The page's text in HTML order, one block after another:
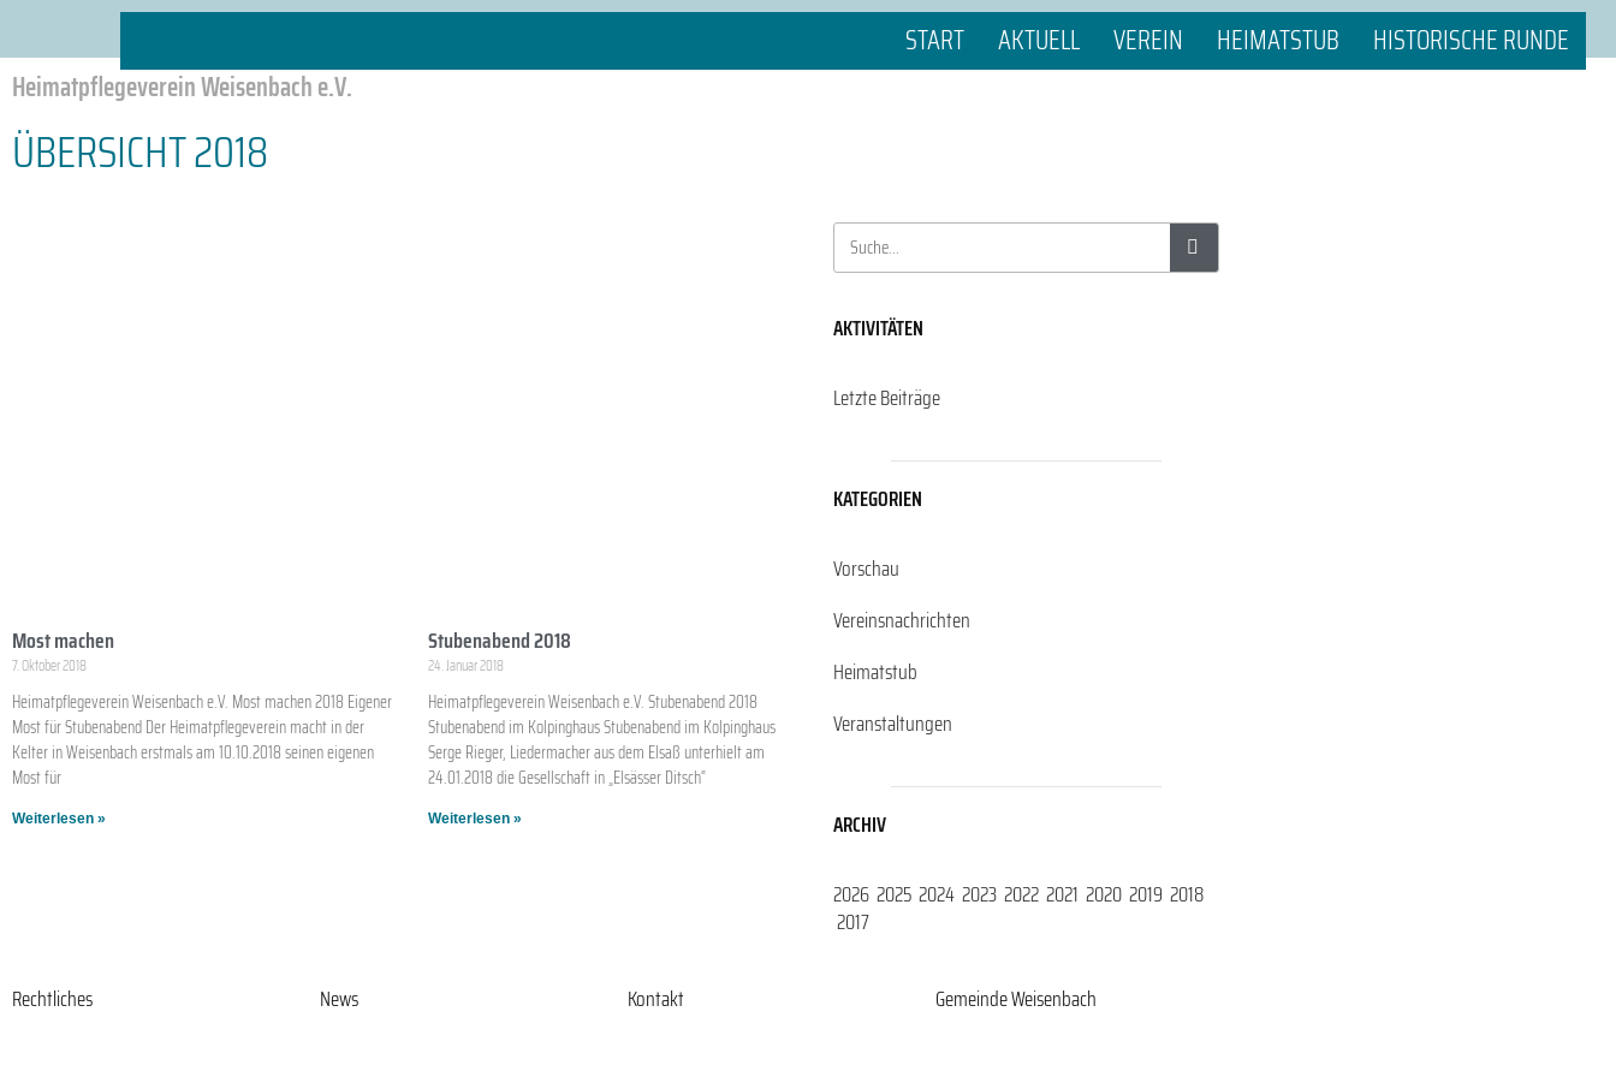
START AKTUELL VEREIN HEIMATSTUB
HISTORISCHE RUNDE
Heimatpflegeverein Weisenbach e.V.
ÜBERSICHT 2018
Most machen
7. Oktober 2018
Heimatpflegeverein Weisenbach e.V. Most machen 2018 Eigener
Most für Stubenabend Der Heimatpflegeverein macht in der
Kelter in Weisenbach erstmals am 10.10.2018 seinen eigenen
Most für
Weiterlesen »
Stubenabend 2018
24. Januar 2018
Heimatpflegeverein Weisenbach e.V. Stubenabend 2018
Stubenabend im Kolpinghaus Stubenabend im Kolpinghaus
Serge Rieger, Liedermacher aus dem Elsaß unterhielt am
24.01.2018 die Gesellschaft in „Elsässer Ditsch“
Weiterlesen »
AKTIVITÄTEN
Letzte Beiträge
KATEGORIEN
Vorschau
Vereinsnachrichten
Heimatstub
Veranstaltungen
ARCHIV
2026 2025 2024 2023 2022 2021 2020 2019 2018
2017
Rechtliches News Kontakt Gemeinde Weisenbach